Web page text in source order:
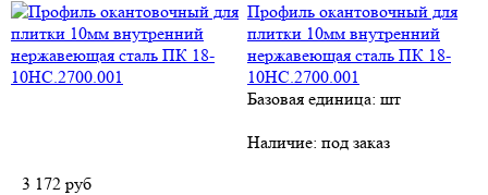
Профиль окантовочный для
плитки 10мм внутренний
нержавеющая сталь ПК 18-
10НС.2700.001
Базовая единица: шт
Наличие: под заказ
3 172 руб